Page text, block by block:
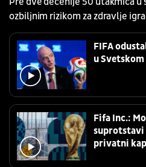
ozbiljnim rizikom za zdravlje
FIFA
u
Fifa Inc.:
suprotstavi
privatni